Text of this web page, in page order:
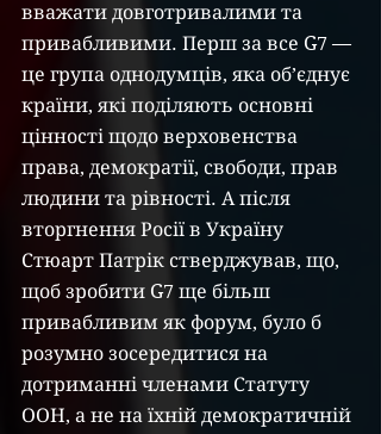
вважати довготривалими та
привабливими. Перш за все G7 —
це група однодумців, яка об’єднує
країни, які поділяють основні
цінності щодо верховенства
права, демократії, свободи, прав
людини та рівності. А після
вторгнення Росії в Україну
Стюарт Патрік стверджував, що,
щоб зробити G7 ще більш
привабливим як форум, було б
розумно зосередитися на
дотриманні членами Статуту
ООН, а не на їхній демократичній